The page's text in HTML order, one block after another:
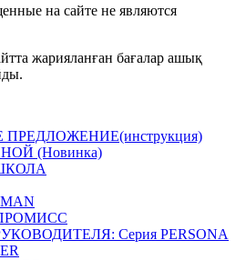
на сайте не являются
жарияланған бағалар ашық
(Новинка)
Серия PERSONA